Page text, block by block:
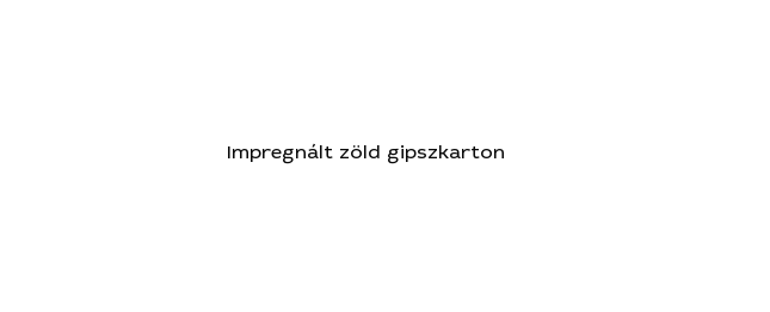
Impregnált zöld gipszkarton